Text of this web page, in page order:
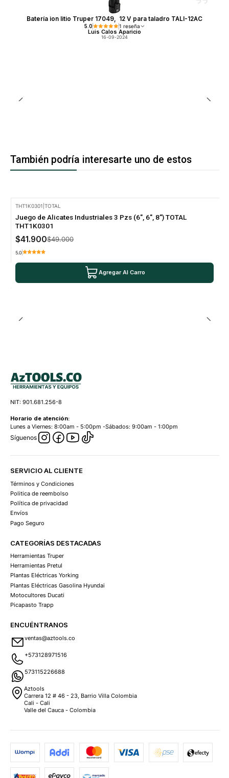
Batería ion litio Truper 17049, 12 V para taladro TALI-12AC
5.0 1 reseña
Luis Calos Aparicio
16-09-2024
También podría interesarte uno de estos
THT1K0301 |TOTAL
Juego de Alicates Industriales 3 Pzs (6", 6", 8") TOTAL
THT1K0301
$41.900$49.000
5.0
Agregar Al Carro
NIT: 901.681.256-8
Horario de atención:
Lunes a Viernes: 8:00am - 5:00pm -Sábados: 9:00am - 1:00pm
Síguenos
SERVICIO AL CLIENTE
Términos y Condiciones
Politica de reembolso
Política de privacidad
Envíos
Pago Seguro
CATEGORÍAS DESTACADAS
Herramientas Truper
Herramientas Pretul
Plantas Eléctricas Yorking
Plantas Eléctricas Gasolina Hyundai
Motocultores Ducati
Picapasto Trapp
ENCUÉNTRANOS
ventas@aztools.co
+573128971516
573115226688
Aztools
Carrera 12 # 46 - 23, Barrio Villa Colombia
Cali - Cali
Valle del Cauca - Colombia